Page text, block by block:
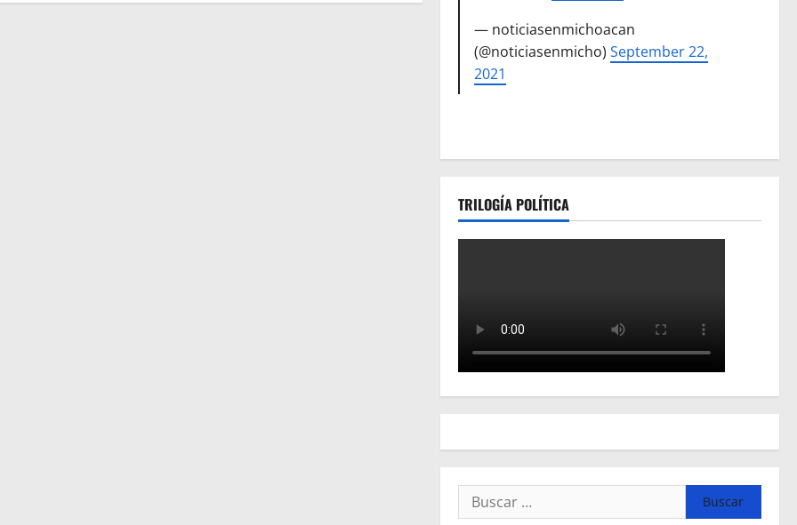
— noticiasenmichoacan
(@noticiasenmicho)September 22,
2021
TRILOGÍA POLÍTICA
Buscar: